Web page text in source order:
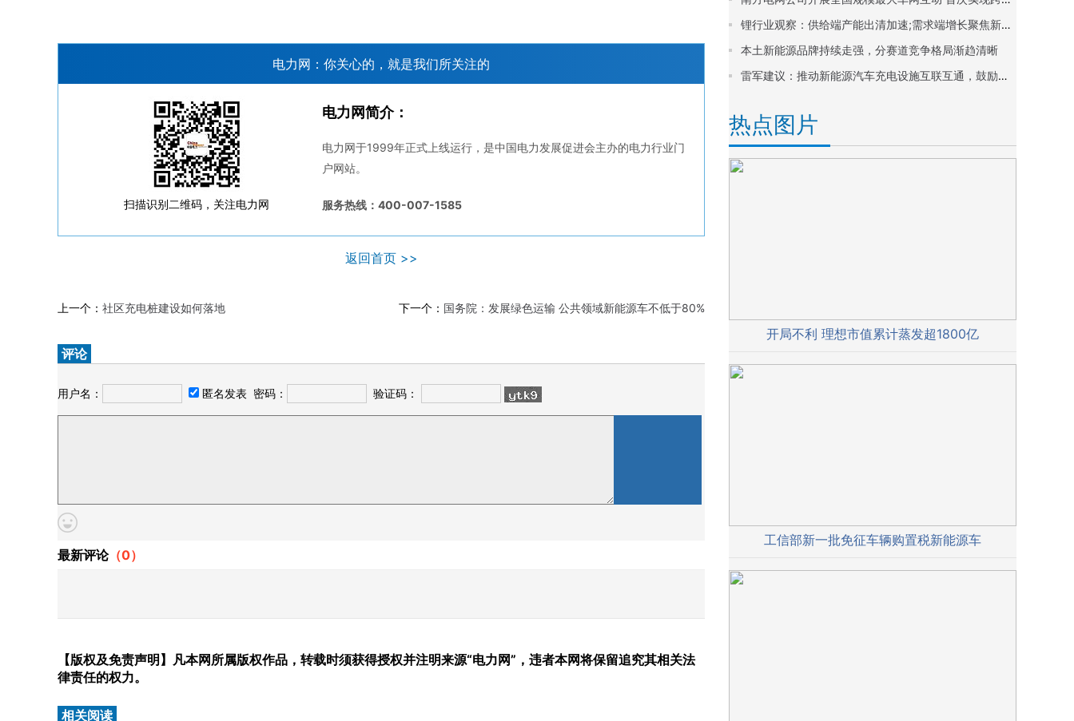
电力网：你关心的，就是我们所关注的
扫描识别二维码，关注电力网
电力网简介：
电力网于1999年正式上线运行，是中国电力发展促进会主办的电力行业门
户网站。
服务热线：400-007-1585
返回首页 >>
上一个： 社区充电桩建设如何落地 下一个： 国务院：发展绿色运输 公共领域新能源车不低于80%
评论
用户名： 匿名发表 密码： 验证码：
最新评论（0）
【版权及免责声明】凡本网所属版权作品，转载时须获得授权并注明来源“电力网”，违者本网将保留追究其相关法
律责任的权力。
相关阅读
锂行业观察：供给端产能出清加速;需求端增长聚焦新能源与储能
本土新能源品牌持续走强，分赛道竞争格局渐趋清晰
雷军建议：推动新能源汽车充电设施互联互通，鼓励车企开放智能生态
热点图片
开局不利 理想市值累计蒸发超1800亿
工信部新一批免征车辆购置税新能源车